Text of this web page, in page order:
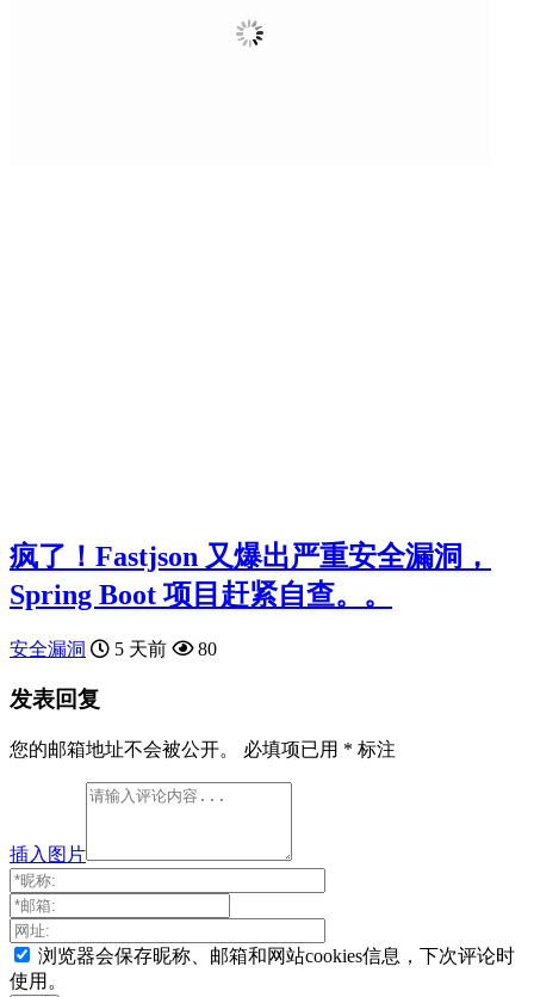
疯了！Fastjson 又爆出严重安全漏洞，
Spring Boot 项目赶紧自查。。
安全漏洞 5 天前 80
发表回复
您的邮箱地址不会被公开。 必填项已用 * 标注
插入图片
浏览器会保存昵称、邮箱和网站cookies信息，下次评论时
使用。